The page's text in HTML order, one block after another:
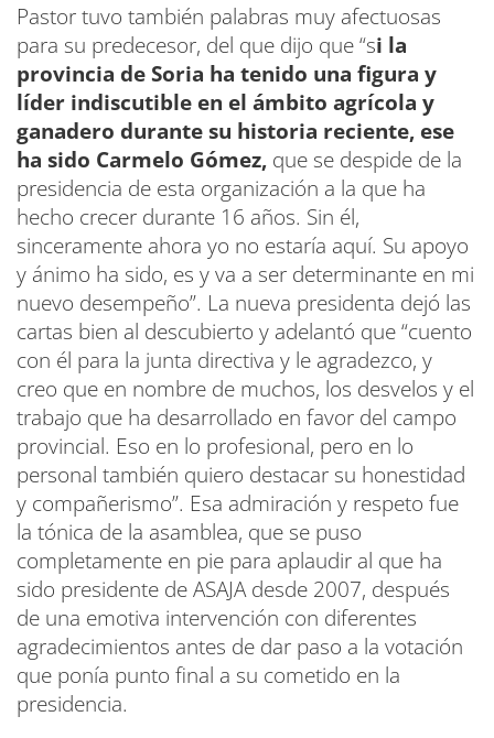
Pastor tuvo también palabras muy afectuosas
para su predecesor, del que dijo que “si la
provincia de Soria ha tenido una figura y
líder indiscutible en el ámbito agrícola y
ganadero durante su historia reciente, ese
ha sido Carmelo Gómez, que se despide de la
presidencia de esta organización a la que ha
hecho crecer durante 16 años. Sin él,
sinceramente ahora yo no estaría aquí. Su apoyo
y ánimo ha sido, es y va a ser determinante en mi
nuevo desempeño”. La nueva presidenta dejó las
cartas bien al descubierto y adelantó que “cuento
con él para la junta directiva y le agradezco, y
creo que en nombre de muchos, los desvelos y el
trabajo que ha desarrollado en favor del campo
provincial. Eso en lo profesional, pero en lo
personal también quiero destacar su honestidad
y compañerismo”. Esa admiración y respeto fue
la tónica de la asamblea, que se puso
completamente en pie para aplaudir al que ha
sido presidente de ASAJA desde 2007, después
de una emotiva intervención con diferentes
agradecimientos antes de dar paso a la votación
que ponía punto final a su cometido en la
presidencia.